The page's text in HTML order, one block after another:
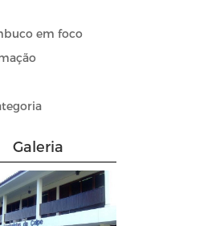
em foco
Galeria